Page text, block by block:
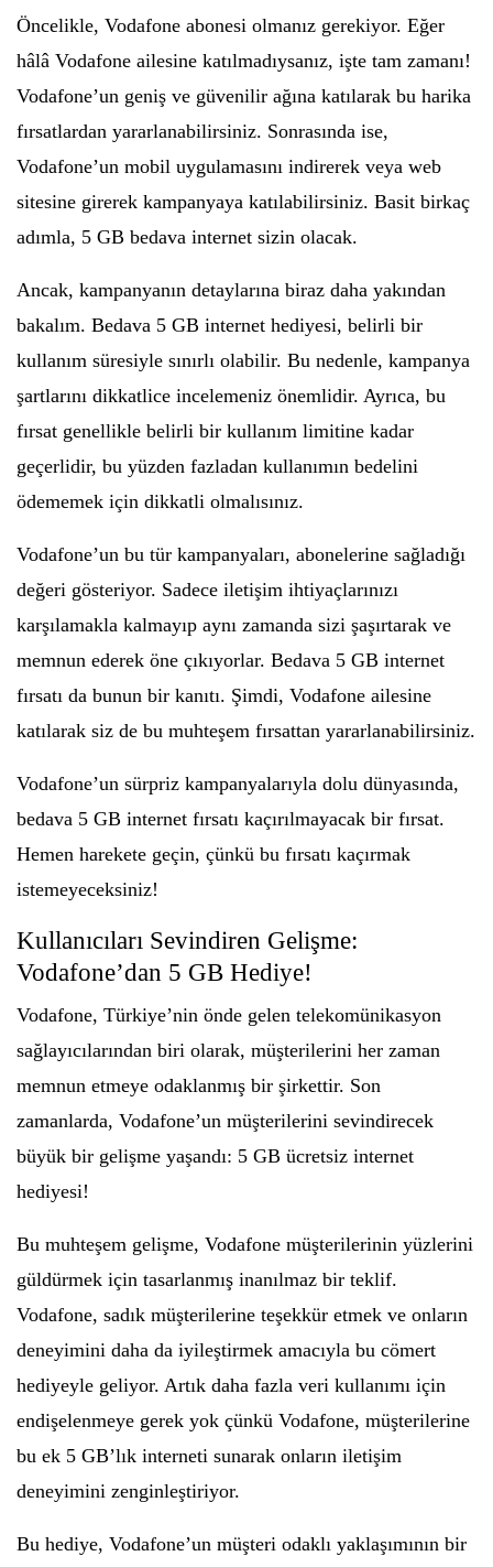
Öncelikle, Vodafone abonesi olmanız gerekiyor. Eğer
hâlâ Vodafone ailesine katılmadıysanız, işte tam zamanı!
Vodafone’un geniş ve güvenilir ağına katılarak bu harika
fırsatlardan yararlanabilirsiniz. Sonrasında ise,
Vodafone’un mobil uygulamasını indirerek veya web
sitesine girerek kampanyaya katılabilirsiniz. Basit birkaç
adımla, 5 GB bedava internet sizin olacak.
Ancak, kampanyanın detaylarına biraz daha yakından
bakalım. Bedava 5 GB internet hediyesi, belirli bir
kullanım süresiyle sınırlı olabilir. Bu nedenle, kampanya
şartlarını dikkatlice incelemeniz önemlidir. Ayrıca, bu
fırsat genellikle belirli bir kullanım limitine kadar
geçerlidir, bu yüzden fazladan kullanımın bedelini
ödememek için dikkatli olmalısınız.
Vodafone’un bu tür kampanyaları, abonelerine sağladığı
değeri gösteriyor. Sadece iletişim ihtiyaçlarınızı
karşılamakla kalmayıp aynı zamanda sizi şaşırtarak ve
memnun ederek öne çıkıyorlar. Bedava 5 GB internet
fırsatı da bunun bir kanıtı. Şimdi, Vodafone ailesine
katılarak siz de bu muhteşem fırsattan yararlanabilirsiniz.
Vodafone’un sürpriz kampanyalarıyla dolu dünyasında,
bedava 5 GB internet fırsatı kaçırılmayacak bir fırsat.
Hemen harekete geçin, çünkü bu fırsatı kaçırmak
istemeyeceksiniz!
Kullanıcıları Sevindiren Gelişme:
Vodafone’dan 5 GB Hediye!
Vodafone, Türkiye’nin önde gelen telekomünikasyon
sağlayıcılarından biri olarak, müşterilerini her zaman
memnun etmeye odaklanmış bir şirkettir. Son
zamanlarda, Vodafone’un müşterilerini sevindirecek
büyük bir gelişme yaşandı: 5 GB ücretsiz internet
hediyesi!
Bu muhteşem gelişme, Vodafone müşterilerinin yüzlerini
güldürmek için tasarlanmış inanılmaz bir teklif.
Vodafone, sadık müşterilerine teşekkür etmek ve onların
deneyimini daha da iyileştirmek amacıyla bu cömert
hediyeyle geliyor. Artık daha fazla veri kullanımı için
endişelenmeye gerek yok çünkü Vodafone, müşterilerine
bu ek 5 GB’lık interneti sunarak onların iletişim
deneyimini zenginleştiriyor.
Bu hediye, Vodafone’un müşteri odaklı yaklaşımının bir